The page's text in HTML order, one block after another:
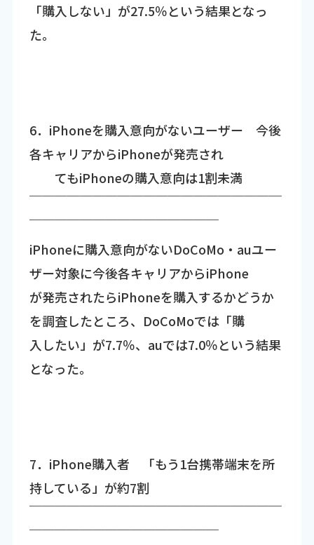
「購入しない」が27.5％という結果となっ
た。
6．iPhoneを購入意向がないユーザー 今後
各キャリアからiPhoneが発売され
てもiPhoneの購入意向は1割未満
￣￣￣￣￣￣￣￣￣￣￣￣￣￣￣￣￣￣￣￣
￣￣￣￣￣￣￣￣￣￣￣￣￣￣￣
iPhoneに購入意向がないDoCoMo・auユー
ザー対象に今後各キャリアからiPhone
が発売されたらiPhoneを購入するかどうか
を調査したところ、DoCoMoでは「購
入したい」が7.7％、auでは7.0％という結果
となった。
7．iPhone購入者 「もう1台携帯端末を所
持している」が約7割
￣￣￣￣￣￣￣￣￣￣￣￣￣￣￣￣￣￣￣￣
￣￣￣￣￣￣￣￣￣￣￣￣￣￣￣